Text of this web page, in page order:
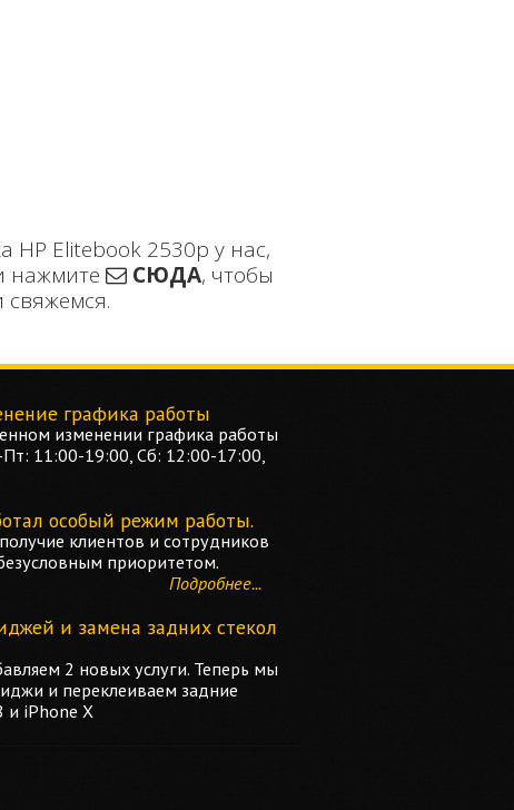
HP Elitebook 2530p у нас,
нажмите СЮДА, чтобы
свяжемся.
графика работы
изменении графика работы
11:00-19:00, Сб: 12:00-17:00,
особый режим работы.
клиентов и сотрудников
приоритетом.
Подробнее...
и замена задних стекол
2 новых услуги. Теперь мы
и переклеиваем задние
и iPhone X